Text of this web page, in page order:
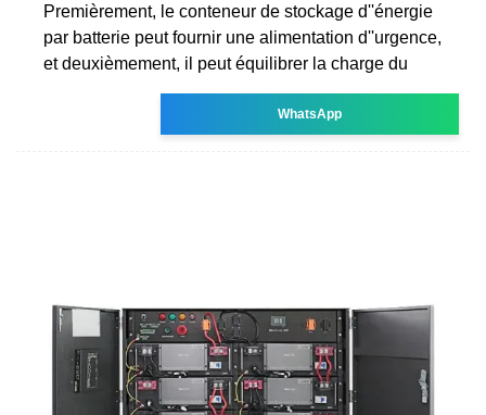
Premièrement, le conteneur de stockage d''énergie
par batterie peut fournir une alimentation d''urgence,
et deuxièmement, il peut équilibrer la charge du
WhatsApp